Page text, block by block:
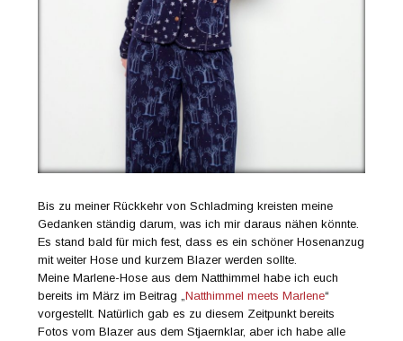
Bis zu meiner Rückkehr von Schladming kreisten meine
Gedanken ständig darum, was ich mir daraus nähen könnte.
Es stand bald für mich fest, dass es ein schöner Hosenanzug
mit weiter Hose und kurzem Blazer werden sollte.
Meine Marlene-Hose aus dem Natthimmel habe ich euch
bereits im März im Beitrag „Natthimmel meets Marlene“
vorgestellt. Natürlich gab es zu diesem Zeitpunkt bereits
Fotos vom Blazer aus dem Stjaernklar, aber ich habe alle